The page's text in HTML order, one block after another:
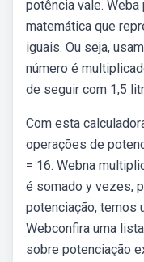
potência vale.
matemática que
iguais. Ou seja,
número é
de seguir com 1,5
Com esta
operações de
= 16. Webna
é somado y vezes,
potenciação, temos
Webconfira uma
sobre potenciação